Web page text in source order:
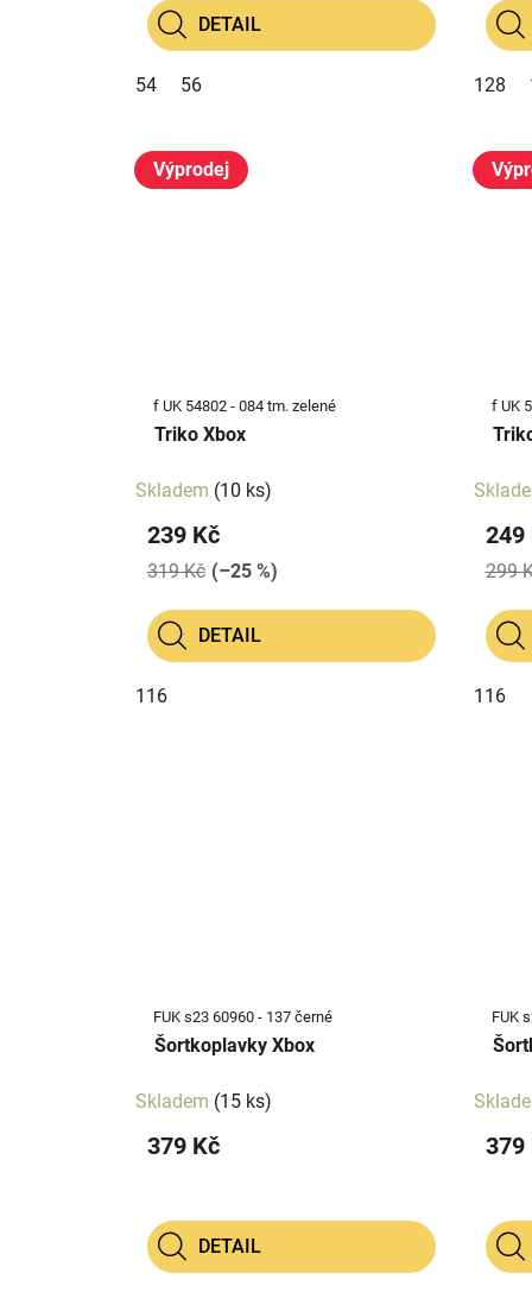
DETAIL
54 56 128
Výprodej
f UK 54802 - 084 tm. zelené
Triko Xbox
Skladem (10 ks)
239 Kč
319 Kč (–25 %)
DETAIL
116
f UK
249
299
116
FUK s23 60960 - 137 černé
Šortkoplavky Xbox
Skladem (15 ks)
379 Kč
DETAIL
FUK
379